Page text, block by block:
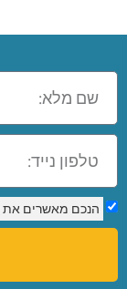
הנכם מאשרים את